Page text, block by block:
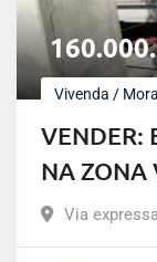
Vivenda /
VENDER:
NA ZONA
Via